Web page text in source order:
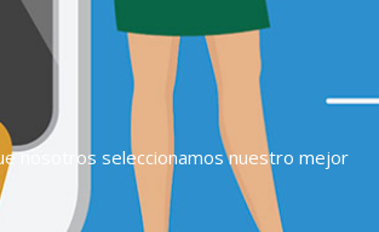
nosotros seleccionamos nuestro mejor